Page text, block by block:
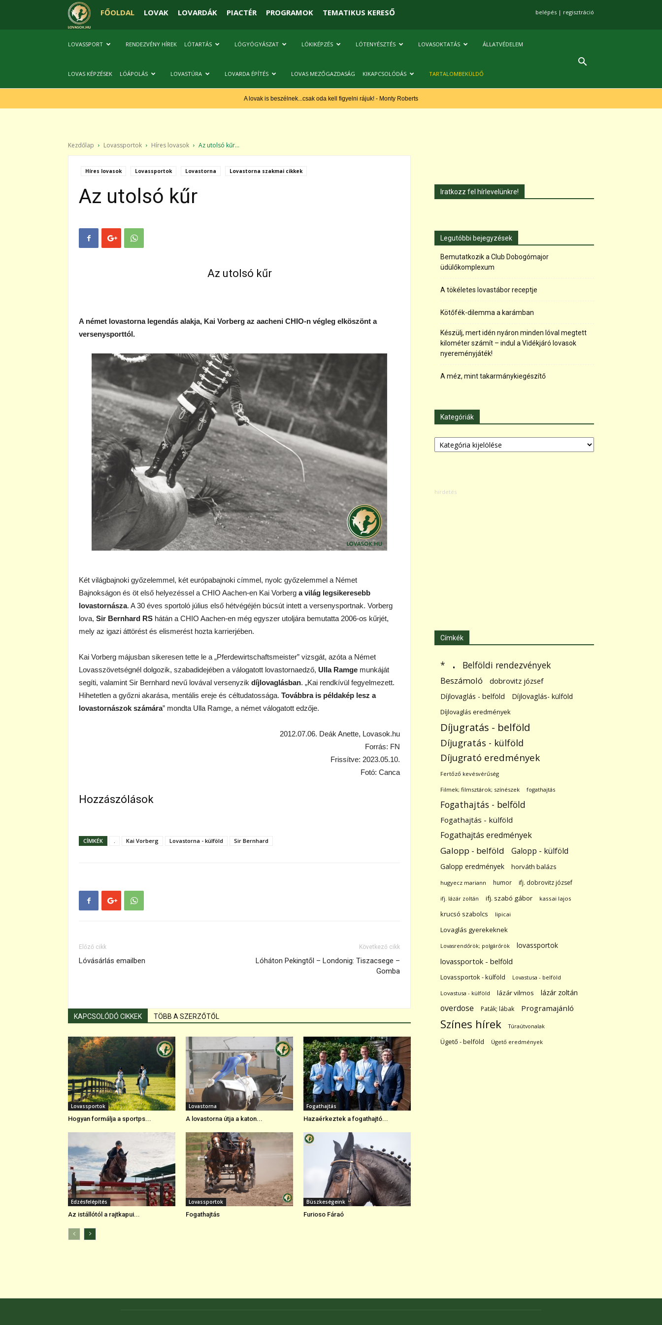
FŐOLDAL LOVAK LOVARDÁK PIACTÉR PROGRAMOK TEMATIKUS KERESŐ belépés | regisztráció
LOVASSPORT RENDEZVÉNY HÍREK LÓTARTÁS LÓGYÓGYÁSZAT LÓKIKÉPZÉS LÓTENYÉSZTÉS LOVASOKTATÁS ÁLLATVÉDELEM
LOVAS KÉPZÉSEK LÓÁPOLÁS LOVASTÚRA LOVARDA ÉPÍTÉS LOVAS MEZŐGAZDASÁG KIKAPCSOLÓDÁS TARTALOMBEKÜLDŐ
A lovak is beszélnek...csak oda kell figyelni rájuk! - Monty Roberts
Kezdőlap Lovassportok Híres lovasok Az utolsó kűr...
Híres lovasok Lovassportok Lovastorna Lovastorna szakmai cikkek
Az utolsó kűr
Az utolsó kűr
A német lovastorna legendás alakja, Kai Vorberg az aacheni CHIO-n végleg elköszönt a
versenysporttól.
Két világbajnoki győzelemmel, két európabajnoki címmel, nyolc győzelemmel a Német
Bajnokságon és öt első helyezéssel a CHIO Aachen-en Kai Vorberg a világ legsikeresebb
lovastornásza. A 30 éves sportoló július első hétvégéjén búcsút intett a versenysportnak. Vorberg
lova, Sir Bernhard RS hátán a CHIO Aachen-en még egyszer utoljára bemutatta 2006-os kűrjét,
mely az igazi áttörést és elismerést hozta karrierjében.
Kai Vorberg májusban sikeresen tette le a „Pferdewirtschaftsmeister” vizsgát, azóta a Német
Lovasszövetségnél dolgozik, szabadidejében a válogatott lovastornaedző, Ulla Ramge munkáját
segíti, valamint Sir Bernhard nevű lovával versenyzik díjlovaglásban. „Kai rendkívül fegyelmezett.
Hihetetlen a győzni akarása, mentális ereje és céltudatossága. Továbbra is példakép lesz a
lovastornászok számára” mondta Ulla Ramge, a német válogatott edzője.
2012.07.06. Deák Anette, Lovasok.hu
Forrás: FN
Frissítve: 2023.05.10.
Fotó: Canca
Hozzászólások
CÍMKÉK . Kai Vorberg Lovastorna - külföld Sir Bernhard
Előző cikk
Lóvásárlás emailben
Következő cikk
Lóháton Pekingtől – Londonig: Tiszacsege –
Gomba
KAPCSOLÓDÓ CIKKEK TÖBB A SZERZŐTŐL
Lovassportok
Hogyan formálja a sportps...
Lovastorna
A lovastorna útja a katon...
Fogathajtás
Hazaérkeztek a fogathajtó...
Edzésfelépítés
Az istállótól a rajtkapui...
Lovassportok
Fogathajtás
Büszkeségeink
Furioso Fáraó
Iratkozz fel hírlevelünkre!
Legutóbbi bejegyzések
Bemutatkozik a Club Dobogómajor
üdülőkomplexum
A tökéletes lovastábor receptje
Kötőfék-dilemma a karámban
Készülj, mert idén nyáron minden lóval megtett
kilométer számít – indul a Vidékjáró lovasok
nyereményjáték!
A méz, mint takarmánykiegészítő
Kategóriák
Kategóriák
Címkék
* . Belföldi rendezvények
Beszámoló dobrovitz józsef
Díjlovaglás - belföld Díjlovaglás- külföld
Díjlovaglás eredmények
Díjugratás - belföld
Díjugratás - külföld
Díjugrató eredmények
Fertőző kevésvérűség
Filmek; filmsztárok; színészek fogathajtás
Fogathajtás - belföld
Fogathajtás - külföld
Fogathajtás eredmények
Galopp - belföld Galopp - külföld
Galopp eredmények horváth balázs
hugyecz mariann humor ifj. dobrovitz józsef
ifj. lázár zoltán ifj. szabó gábor kassai lajos
krucsó szabolcs lipicai
Lovaglás gyerekeknek
Lovasrendőrök; polgárőrök
lovassportok
lovassportok - belföld
Lovassportok - külföld Lovastusa - belföld
Lovastusa - külföld lázár vilmos lázár zoltán
overdose Paták; lábak Programajánló
Színes hírek Túraútvonalak
Ügető - belföld Ügető eredmények